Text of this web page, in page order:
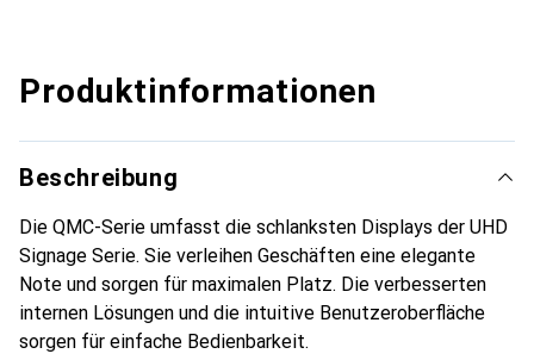
Produktinformationen
Beschreibung
Die QMC-Serie umfasst die schlanksten Displays der UHD
Signage Serie. Sie verleihen Geschäften eine elegante
Note und sorgen für maximalen Platz. Die verbesserten
internen Lösungen und die intuitive Benutzeroberfläche
sorgen für einfache Bedienbarkeit.